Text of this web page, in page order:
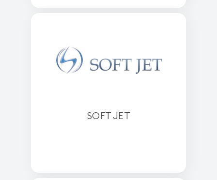
SOFT JET